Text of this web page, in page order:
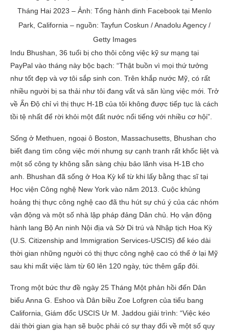
Tháng Hai 2023 – Ảnh: Tổng hành dinh Facebook tại Menlo
Park, California – nguồn: Tayfun Coskun / Anadolu Agency /
Getty Images
Indu Bhushan, 36 tuổi bị cho thôi công việc kỹ sư mạng tại
PayPal vào tháng này bộc bạch: “Thật buồn vì mọi thứ tưởng
như tốt đẹp và vợ tôi sắp sinh con. Trên khắp nước Mỹ, có rất
nhiều người bị sa thải như tôi đang vất vả săn lùng việc mới. Trở
về Ấn Độ chỉ vì thị thực H-1B của tôi không được tiếp tục là cách
tồi tệ nhất để rời khỏi một đất nước nổi tiếng với nhiều cơ hội”.
Sống ở Methuen, ngoại ô Boston, Massachusetts, Bhushan cho
biết đang tìm công việc mới nhưng sự cạnh tranh rất khốc liệt và
một số công ty không sẵn sàng chịu bảo lãnh visa H-1B cho
anh. Bhushan đã sống ở Hoa Kỳ kể từ khi lấy bằng thạc sĩ tại
Học viện Công nghệ New York vào năm 2013. Cuộc khủng
hoảng thị thực công nghệ cao đã thu hút sự chú ý của các nhóm
vận động và một số nhà lập pháp đảng Dân chủ. Họ vận động
hành lang Bộ An ninh Nội địa và Sở Di trú và Nhập tịch Hoa Kỳ
(U.S. Citizenship and Immigration Services-USCIS) để kéo dài
thời gian những người có thị thực công nghệ cao có thể ở lại Mỹ
sau khi mất việc làm từ 60 lên 120 ngày, tức thêm gấp đôi.
Trong một bức thư đề ngày 25 Tháng Một phản hồi đến Dân
biểu Anna G. Eshoo và Dân biều Zoe Lofgren của tiểu bang
California, Giám đốc USCIS Ur M. Jaddou giải trình: “Việc kéo
dài thời gian gia hạn sẽ buộc phải có sự thay đổi về một số quy